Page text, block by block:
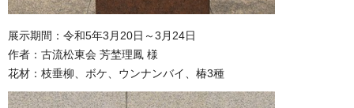
展示期間：令和5年3月20日～3月24日
作者：古流松東会 芳埜理鳳 様
花材：枝垂柳、ボケ、ウンナンバイ、椿3種